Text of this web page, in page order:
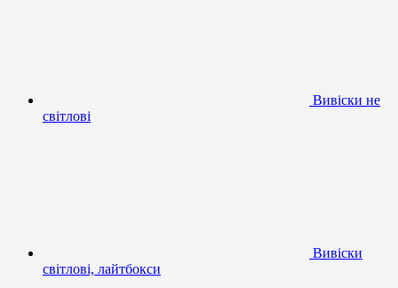
Вивіски не
світлові
Вивіски
світлові, лайтбокси